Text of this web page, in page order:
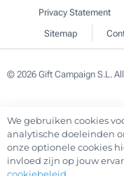
Privacy Statement
Sitemap
© 2026 Gift Campaign S.L.
We gebruiken cookies
analytische doeleinden
onze optionele cookies
invloed zijn op jouw